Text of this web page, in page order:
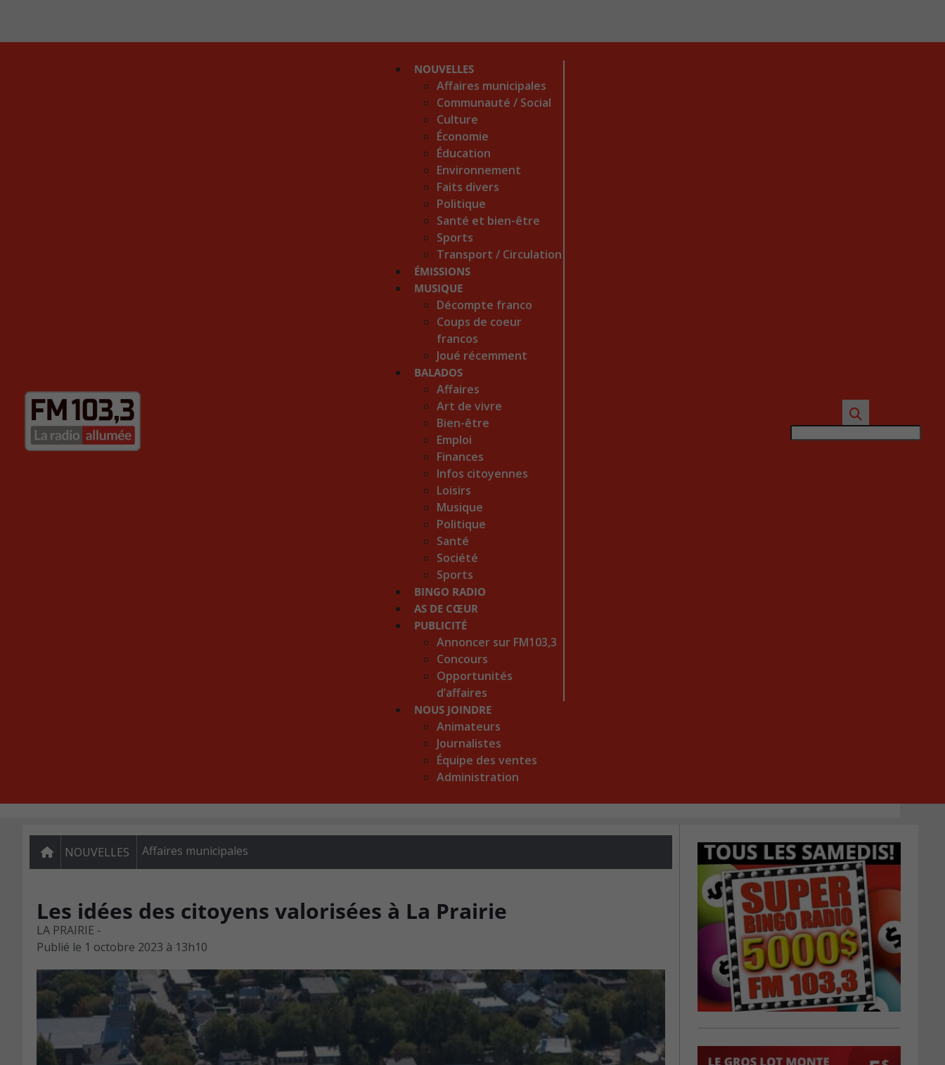
NOUVELLES
Affaires municipales
Communauté / Social
Culture
Économie
Éducation
Environnement
Faits divers
Politique
Santé et bien-être
Sports
Transport / Circulation
ÉMISSIONS
MUSIQUE
Décompte franco
Coups de coeur
francos
Joué récemment
BALADOS
Affaires
Art de vivre
Bien-être
Emploi
Finances
Infos citoyennes
Loisirs
Musique
Politique
Santé
Société
Sports
BINGO RADIO
AS DE CŒUR
PUBLICITÉ
Annoncer sur FM103,3
Concours
Opportunités
d’affaires
NOUS JOINDRE
Animateurs
Journalistes
Équipe des ventes
Administration
NOUVELLES Affaires municipales
Les idées des citoyens valorisées à La Prairie
LA PRAIRIE -
Publié le 1 octobre 2023 à 13h10